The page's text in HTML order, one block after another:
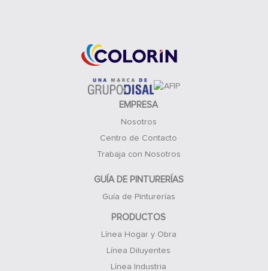
EMPRESA
Nosotros
Centro de Contacto
Trabaja con Nosotros
GUÍA DE PINTURERÍAS
Guía de Pinturerías
PRODUCTOS
Línea Hogar y Obra
Línea Diluyentes
Línea Industria